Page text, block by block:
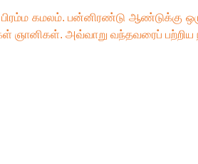
கமலம். பன்னிரண்டு ஆண்டுக்கு
ஞானிகள். அவ்வாறு வந்தவரைப் பற்றிய